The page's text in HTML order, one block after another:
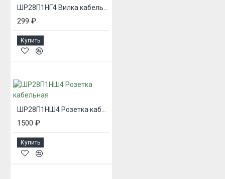
299 ₽
Купить
ШР28П1НШ4 Розетка кабельная
1500 ₽
Купить